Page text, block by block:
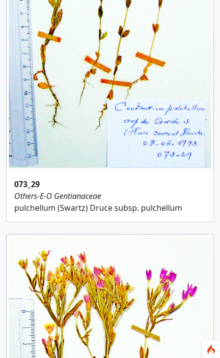
073_29
Others-E-O Gentianaceae
pulchellum (Swartz) Druce subsp. pulchellum